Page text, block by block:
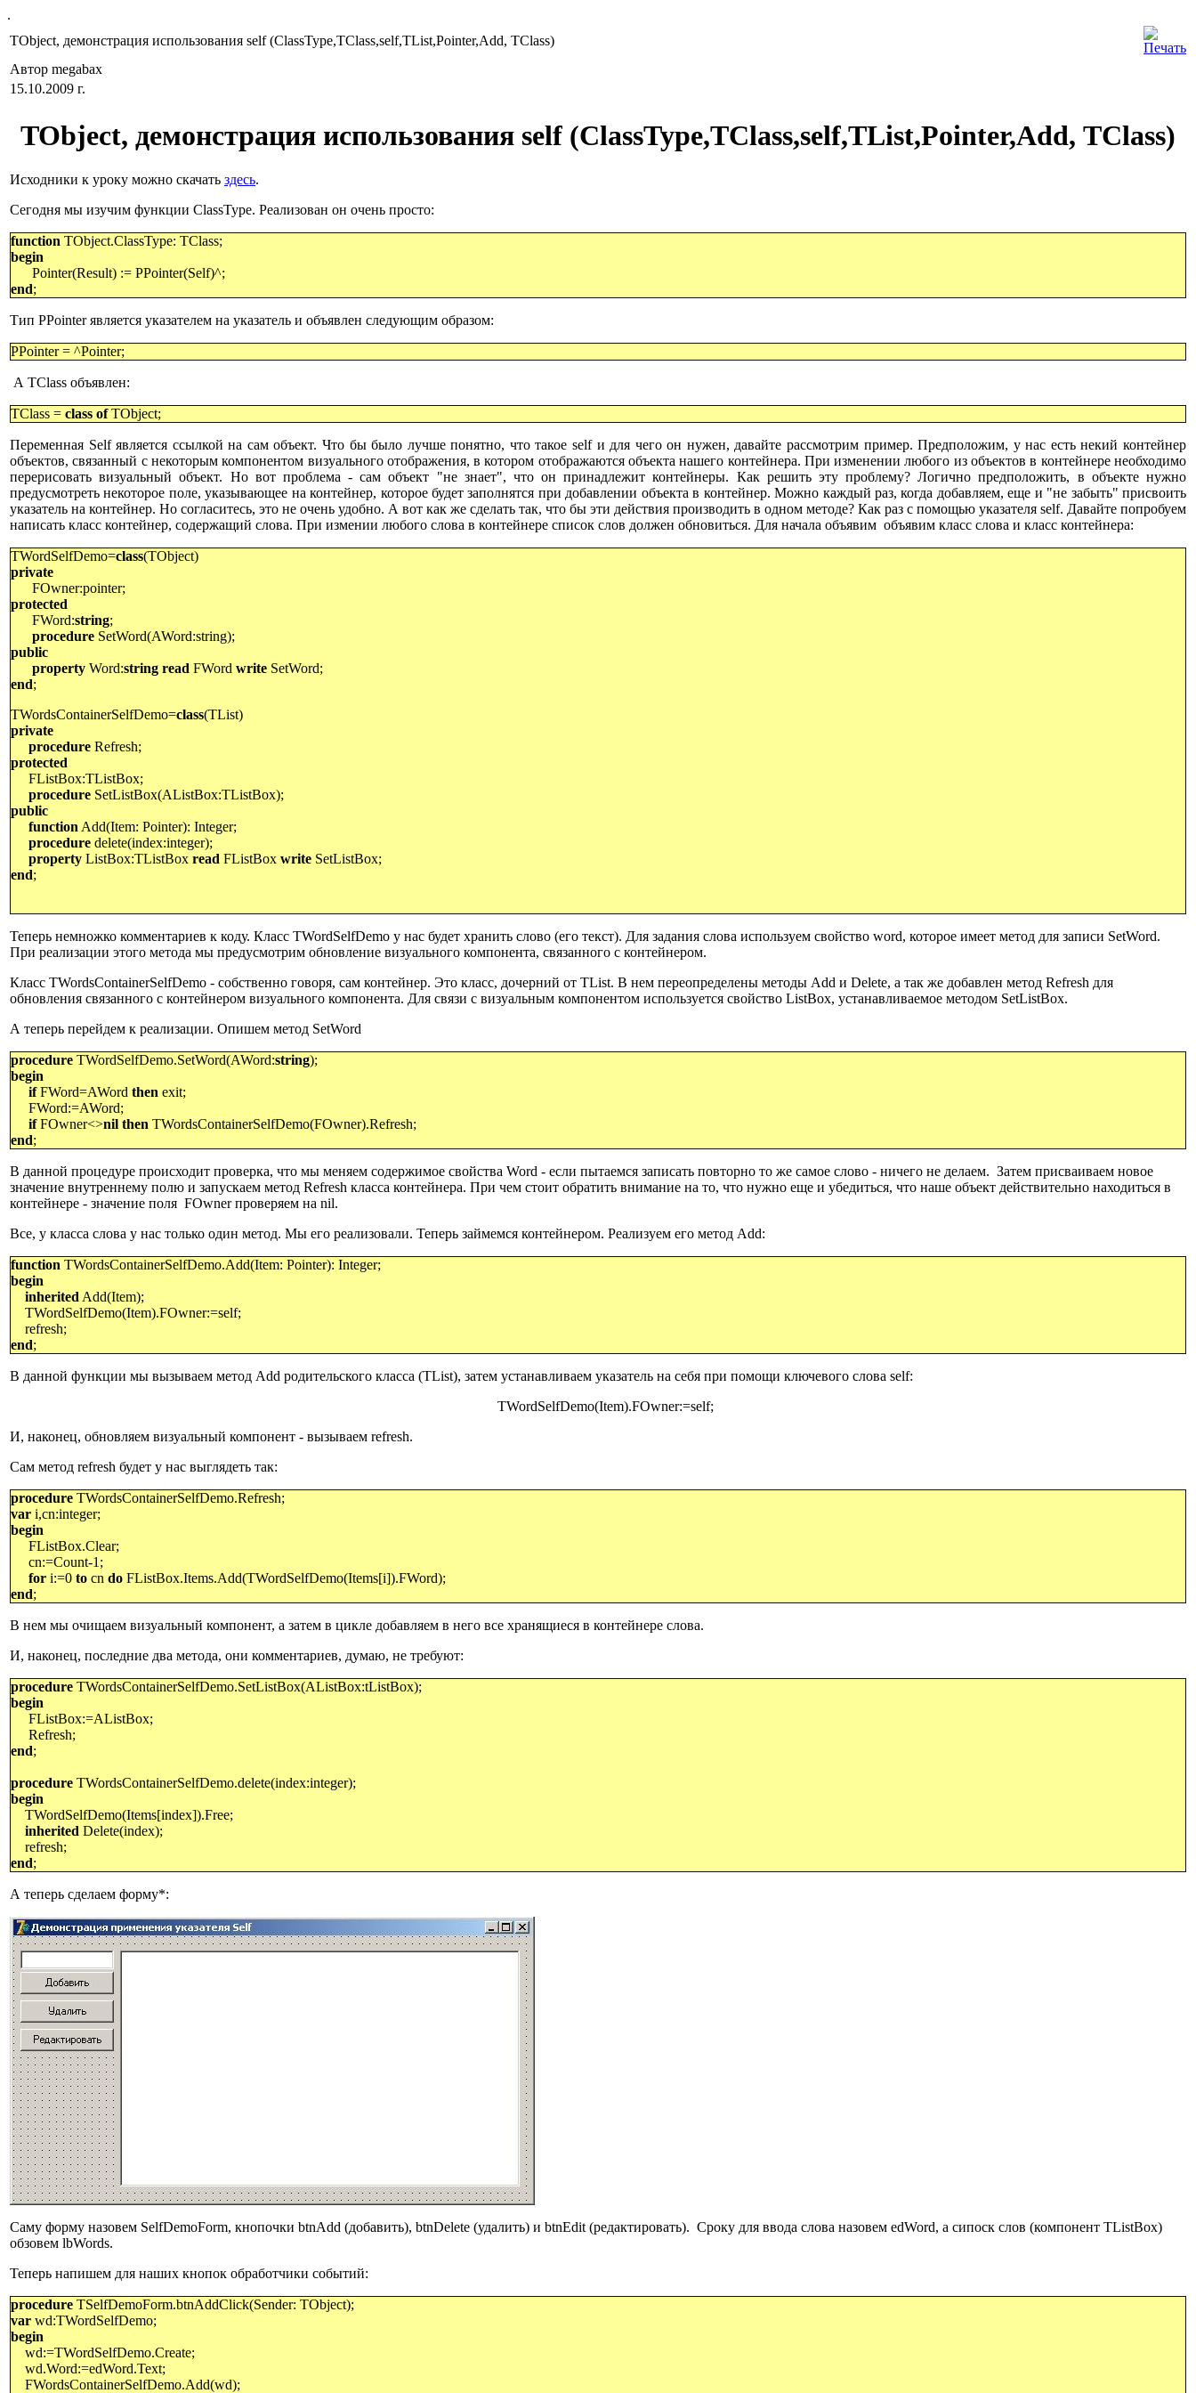
.
TObject, демонстрация использования self (ClassType,TClass,self,TList,Pointer,Add, TClass)
Автор megabax
15.10.2009 г.
TObject, демонстрация использования self (ClassType,TClass,self,TList,Pointer,Add, TClass)
Исходники к уроку можно скачать здесь.
Сегодня мы изучим функции ClassType. Реализован он очень просто:
function TObject.ClassType: TClass;
begin
Pointer(Result) := PPointer(Self)^;
end;
Тип PPointer является указателем на указатель и объявлен следующим образом:
PPointer = ^Pointer;
А TClass объявлен:
TClass = class ofTObject;
Переменная Selfявляется ссылкой на сам объект. Что бы было лучше понятно, что такоеselfи для чего он нужен, давайте рассмотрим пример. Предположим, у нас есть некий контейнер
объектов, связанный с некоторым компонентом визуального отображения, в котором отображаются объекта нашего контейнера. При изменении любого из объектов в контейнере необходимо
перерисовать визуальный объект. Но вот проблема - сам объект "не знает", что он принадлежит контейнеры. Как решить эту проблему? Логично предположить, в объекте нужно
предусмотреть некоторое поле, указывающее на контейнер, которое будет заполнятся при добавлении объекта в контейнер. Можно каждый раз, когда добавляем, еще и "не забыть" присвоить
указатель на контейнер. Но согласитесь, это не очень удобно. А вот как же сделать так, что бы эти действия производить в одном методе? Как раз с помощью указателя self. Давайте попробуем
написать класс контейнер, содержащий слова. При измении любого слова в контейнере список слов должен обновиться. Для начала объявим объявим класс слова и класс контейнера:
TWordSelfDemo=class(TObject)
private
FOwner:pointer;
protected
FWord:string;
procedure SetWord(AWord:string);
public
property Word:string read FWord write SetWord;
end;
TWordsContainerSelfDemo=class(TList)
private
procedure Refresh;
protected
FListBox:TListBox;
procedure SetListBox(AListBox:TListBox);
public
function Add(Item: Pointer): Integer;
procedure delete(index:integer);
property ListBox:TListBox read FListBox write SetListBox;
end;
Теперь немножко комментариев к коду. Класс TWordSelfDemo у нас будет хранить слово (его текст). Для задания слова используем свойство word, которое имеет метод для записи SetWord.
При реализации этого метода мы предусмотрим обновление визуального компонента, связанного с контейнером.
Класс TWordsContainerSelfDemo - собственно говоря, сам контейнер. Это класс, дочерний от TList. В нем переопределены методы Add и Delete, а так же добавлен метод Refresh для
обновления связанного с контейнером визуального компонента. Для связи с визуальным компонентом используется свойство ListBox, устанавливаемое методом SetListBox.
А теперь перейдем к реализации. Опишем метод SetWord
procedure TWordSelfDemo.SetWord(AWord:string);
begin
ifFWord=AWord then exit;
FWord:=AWord;
ifFOwner<>nil then TWordsContainerSelfDemo(FOwner).Refresh;
end;
В данной процедуре происходит проверка, что мы меняем содержимое свойства Word - если пытаемся записать повторно то же самое слово - ничего не делаем. Затем присваиваем новое
значение внутреннему полю и запускаем метод Refresh класса контейнера. При чем стоит обратить внимание на то, что нужно еще и убедиться, что наше объект действительно находиться в
контейнере - значение поля FOwner проверяем на nil.
Все, у класса слова у нас только один метод. Мы его реализовали. Теперь займемся контейнером. Реализуем его метод Add:
function TWordsContainerSelfDemo.Add(Item: Pointer): Integer;
begin
inherited Add(Item);
TWordSelfDemo(Item).FOwner:=self;
refresh;
end;
В данной функции мы вызываем метод Add родительского класса (TList), затем устанавливаем указатель на себя при помощи ключевого слова self:
TWordSelfDemo(Item).FOwner:=self;
И, наконец, обновляем визуальный компонент - вызываем refresh.
Сам метод refresh будет у нас выглядеть так:
procedure TWordsContainerSelfDemo.Refresh;
var i,cn:integer;
begin
FListBox.Clear;
cn:=Count-1;
for i:=0 to cn do FListBox.Items.Add(TWordSelfDemo(Items[i]).FWord);
end;
В нем мы очищаем визуальный компонент, а затем в цикле добавляем в него все хранящиеся в контейнере слова.
И, наконец, последние два метода, они комментариев, думаю, не требуют:
procedure TWordsContainerSelfDemo.SetListBox(AListBox:tListBox);
begin
FListBox:=AListBox;
Refresh;
end;
procedure TWordsContainerSelfDemo.delete(index:integer);
begin
TWordSelfDemo(Items[index]).Free;
inherited Delete(index);
refresh;
end;
А теперь сделаем форму*:
Саму форму назовем SelfDemoForm, кнопочки btnAdd (добавить), btnDelete (удалить) и btnEdit (редактировать). Сроку для ввода слова назовем edWord, а сипоск слов (компонент TListBox)
обзовем lbWords.
Теперь напишем для наших кнопок обработчики событий:
procedure TSelfDemoForm.btnAddClick(Sender: TObject);
var wd:TWordSelfDemo;
begin
wd:=TWordSelfDemo.Create;
wd.Word:=edWord.Text;
FWordsContainerSelfDemo.Add(wd);